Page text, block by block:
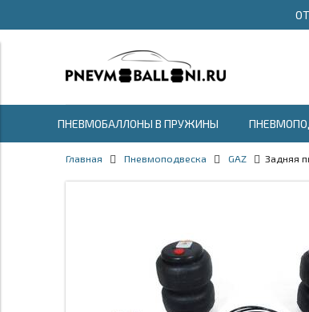
ПНЕВМОБАЛЛОНЫ В ПРУЖИНЫ
Главная Пневмоподвеска GAZ Задняя